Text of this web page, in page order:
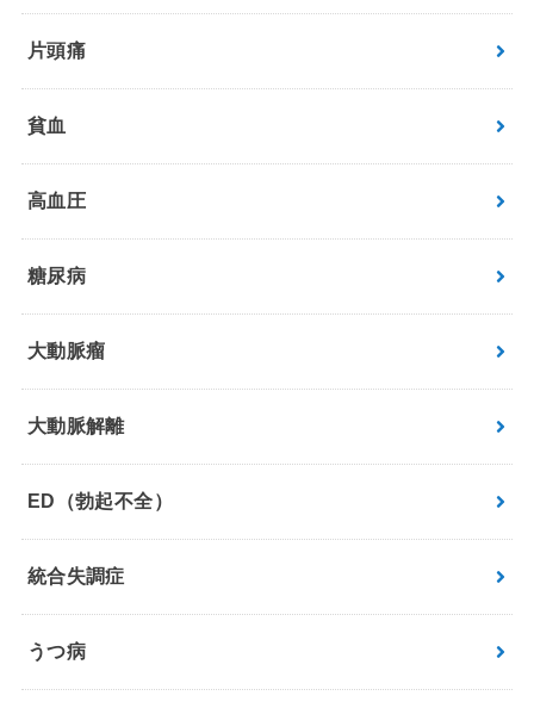
片頭痛
貧血
高血圧
糖尿病
大動脈瘤
大動脈解離
ED（勃起不全）
統合失調症
うつ病